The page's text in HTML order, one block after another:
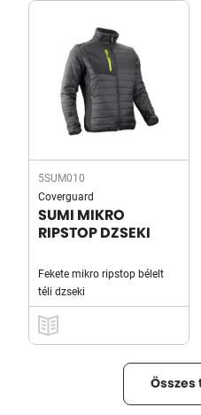
5SUM010
Coverguard
SUMI MIKRO
RIPSTOP DZSEKI
Fekete mikro ripstop bélelt
téli dzseki